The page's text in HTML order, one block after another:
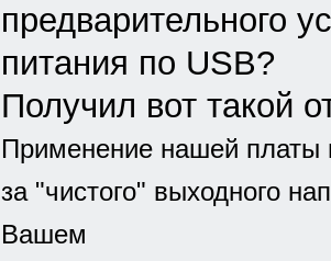
предварительного
питания по USB?
Получил вот такой
Применение нашей платы
за "чистого" выходного
Вашем